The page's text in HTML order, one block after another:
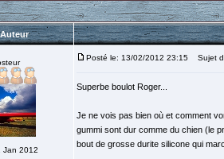
Auteur
Jan 2012
Posté le: 13/02/2012 23:15 Sujet
Superbe boulot Roger...
Je ne vois pas bien où et comment
gummi sont dur comme du chien (le
bout de grosse durite silicone qui